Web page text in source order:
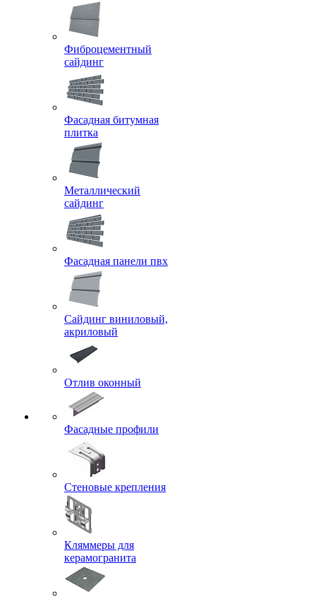
Фиброцементный
сайдинг
Фасадная битумная
плитка
Металлический
сайдинг
Фасадная панели пвх
Сайдинг виниловый,
акриловый
Отлив оконный
Фасадные профили
Стеновые крепления
Кляммеры для
керамогранита